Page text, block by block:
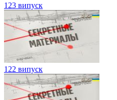
123 випуск
122 випуск